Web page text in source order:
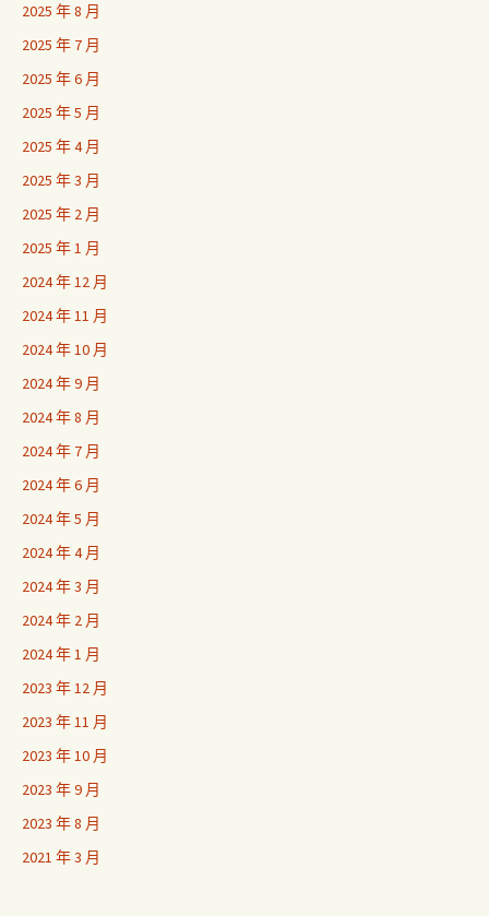
2025 年 8 月
2025 年 7 月
2025 年 6 月
2025 年 5 月
2025 年 4 月
2025 年 3 月
2025 年 2 月
2025 年 1 月
2024 年 12 月
2024 年 11 月
2024 年 10 月
2024 年 9 月
2024 年 8 月
2024 年 7 月
2024 年 6 月
2024 年 5 月
2024 年 4 月
2024 年 3 月
2024 年 2 月
2024 年 1 月
2023 年 12 月
2023 年 11 月
2023 年 10 月
2023 年 9 月
2023 年 8 月
2021 年 3 月